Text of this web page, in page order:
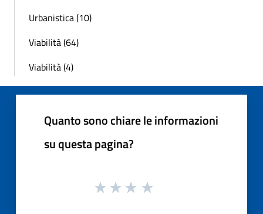
Urbanistica (10)
Viabilità (64)
Viabilità (4)
Quanto sono chiare le informazioni
su questa pagina?